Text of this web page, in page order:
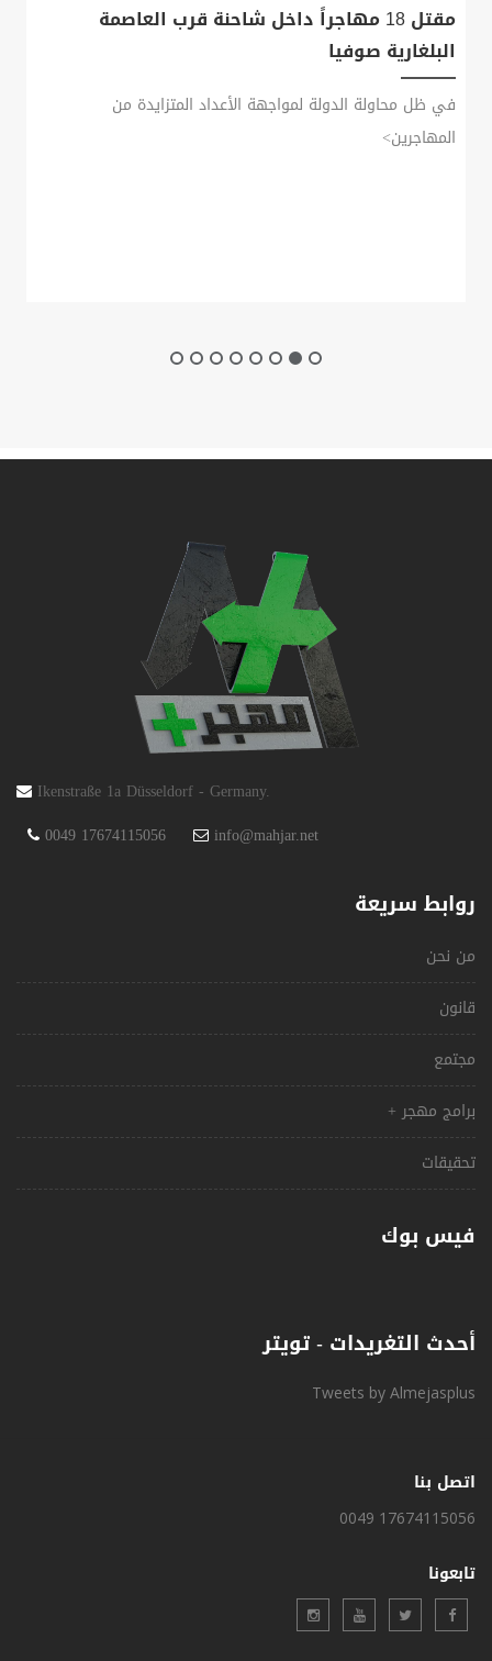
مقتل 18 مهاجراً داخل شاحنة قرب العاصمة
البلغارية صوفيا
في ظل محاولة الدولة لمواجهة الأعداد المتزايدة من
المهاجرين>
Ikenstraße 1a Düsseldorf - Germany.
0049 17674115056
info@mahjar.net
روابط سريعة
من نحن
قانون
مجتمع
برامج مهجر +
تحقيقات
فيس بوك
أحدث التغريدات - تويتر
Tweets by Almejasplus
اتصل بنا
0049 17674115056
تابعونا